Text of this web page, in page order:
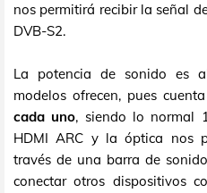
nos permitirá recibir la señal
DVB-S2.
La potencia de sonido es
modelos ofrecen, pues
cada uno, siendo lo normal
HDMI ARC y la óptica nos
través de una barra de
conectar otros dispositivos